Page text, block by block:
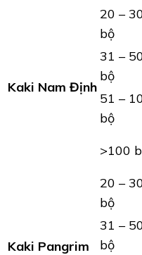
Kaki Nam Định
20 –
bộ
31 –
bộ
51 –
bộ
>100
Kaki Pangrim
20 –
bộ
31 –
bộ